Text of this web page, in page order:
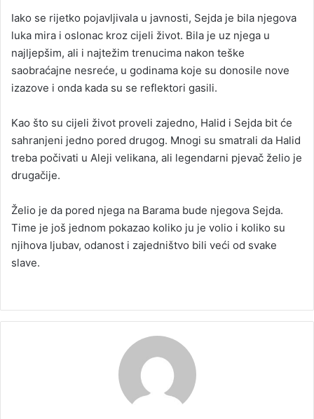
Iako se rijetko pojavljivala u javnosti, Sejda je bila njegova
luka mira i oslonac kroz cijeli život. Bila je uz njega u
najljepšim, ali i najtežim trenucima nakon teške
saobraćajne nesreće, u godinama koje su donosile nove
izazove i onda kada su se reflektori gasili.
Kao što su cijeli život proveli zajedno, Halid i Sejda bit će
sahranjeni jedno pored drugog. Mnogi su smatrali da Halid
treba počivati u Aleji velikana, ali legendarni pjevač želio je
drugačije.
Želio je da pored njega na Barama bude njegova Sejda.
Time je još jednom pokazao koliko ju je volio i koliko su
njihova ljubav, odanost i zajedništvo bili veći od svake
slave.